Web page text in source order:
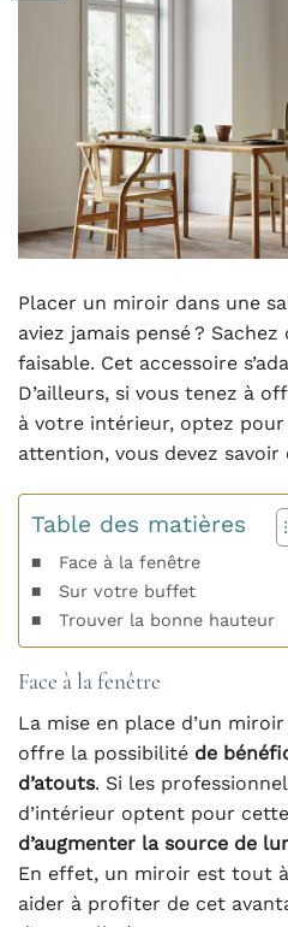
Placer un miroir dans une
aviez jamais pensé ?
faisable. Cet accessoire
D’ailleurs, si vous tenez à
à votre intérieur, optez
attention, vous devez
Table des matières
Face à la fenêtre
Sur votre buffet
Trouver la bonne hauteur
Face à la fenêtre
La mise en place d’un
offre la possibilité de
d’atouts. Si les
d’intérieur optent pour cette
d’augmenter la source de
En effet, un miroir est tout
aider à profiter de cet